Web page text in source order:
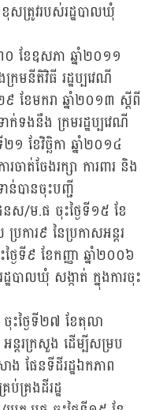
សត្រូវរបស់រដ្ឋបាលឃុំ
០ ខែឧសភា ឆ្នាំ២០១១
រមនីតិវិធី រដ្ឋប្បវេណី
ខែមករា ឆ្នាំ២០១៣ ស្តីពី
ក់ទងនឹង ក្រមរដ្ឋប្បវេណី
ខែវិច្ឆិកា ឆ្នាំ២០១៤
ាត់ចែងរក្សា ការពារ និង
ន់បានចុះបញ្ជី
ស/ម.ផ ចុះថ្ងៃទី១៥ ខែ
ការ៩ នៃប្រកាសអន្តរ
ទី៩ ខែកញ្ញា ឆ្នាំ២០០៦
បាលឃុំ សង្កាត់ ក្នុងការចុះ
ថ្ងៃទី២៧ ខែតុលា
អន្តរក្រសួង ដើម្បីសម្រប
ង ផែនទីដីរដ្ឋឯកភាព
គ្រងដីរដ្ឋ